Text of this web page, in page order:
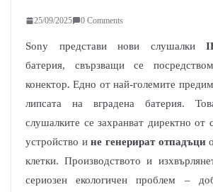
25/09/2025 0 Comments
Sony представи нови слушалки
батерия, свързващи се
конектор. Едно от най-големите
липсата на вградена батерия.
слушалките се захранват директно от
устройство ине генерират отпадъци
клетки. Производството и
сериозен екологичен проблем –